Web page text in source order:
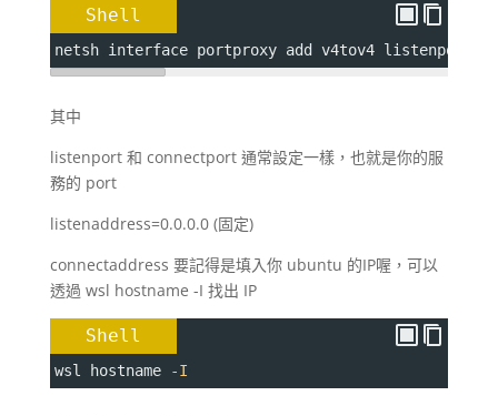
Shell
netsh interface portproxy add v4tov4 listenport
其中
listenport 和 connectport 通常設定一樣，也就是你的服
務的 port
listenaddress=0.0.0.0 (固定)
connectaddress 要記得是填入你 ubuntu 的IP喔，可以
透過 wsl hostname -I 找出 IP
Shell
wsl hostname -I